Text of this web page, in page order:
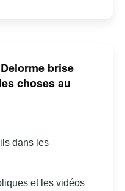
brise
choses au
dans les
et les vidéos